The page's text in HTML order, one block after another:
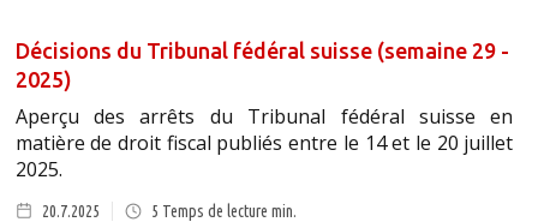
Décisions du Tribunal fédéral suisse (semaine 29 -
2025)
Aperçu des arrêts du Tribunal fédéral suisse en
matière de droit fiscal publiés entre le 14 et le 20 juillet
2025.
20.7.2025 5 Temps de lecture min.